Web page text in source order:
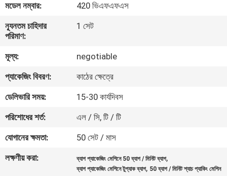
ফ্যাক্টরি
ট্যুর
মান
নিয়ন্ত্রণ
আমাদের
সাথে
যোগাযোগ
করুন
মডেল নম্বার:
420 ভিএফএফএস
ন্যূনতম চাহিদার
পরিমাণ:
1 সেট
মূল্য:
negotiable
প্যাকেজিং বিবরণ:
কাঠের ক্ষেত্রে
ডেলিভারি সময়:
15-30 কার্যদিবস
পরিশোধের শর্ত:
এল / সি, টি / টি
যোগানের ক্ষমতা:
50 সেট / মাস
লক্ষণীয় করা:
ব্যাগ প্যাকেজিং মেশিনে 50 ব্যাগ / মিনিট ব্যাগ,
ব্যাগ প্যাকেজিং মেশিনে টুপ্যাক ব্যাগ, 50 ব্যাগ / মিনিট শ্যাচ প্যাকিং মেশিন